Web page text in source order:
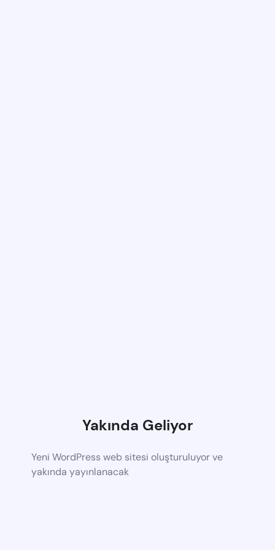
Yakında Geliyor
Yeni WordPress web sitesi oluşturuluyor ve
yakında yayınlanacak